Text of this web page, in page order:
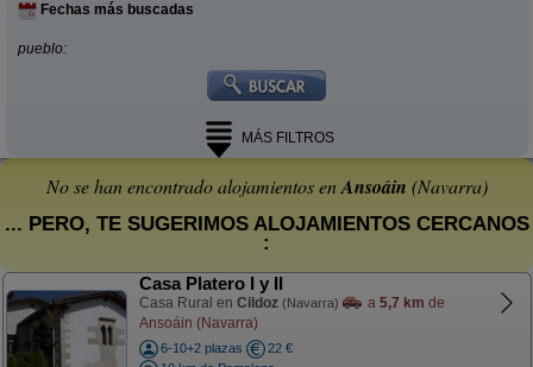
Fechas más buscadas
pueblo:
MÁS FILTROS
No se han encontrado alojamientos enAnsoáin (Navarra)
... PERO, TE SUGERIMOS ALOJAMIENTOS CERCANOS
:
Casa Platero I y II
Casa Rural en Cildoz (Navarra) a 5,7 km de
Ansoáin (Navarra)
6-10+2 plazas
22 €